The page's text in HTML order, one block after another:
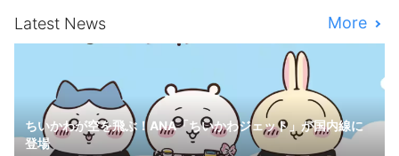
Latest News More
ちいかわが空を飛ぶ！ANA「ちいかわジェット」が国内線に
登場